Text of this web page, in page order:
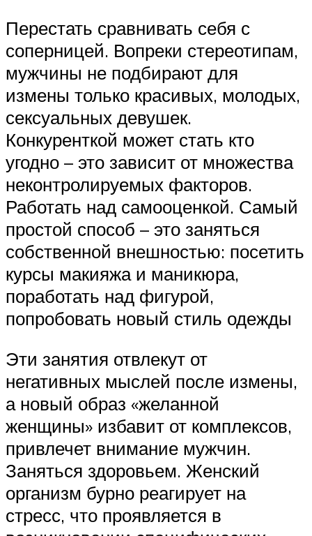
Перестать сравнивать себя с
соперницей. Вопреки стереотипам,
мужчины не подбирают для
измены только красивых, молодых,
сексуальных девушек.
Конкуренткой может стать кто
угодно – это зависит от множества
неконтролируемых факторов.
Работать над самооценкой. Самый
простой способ – это заняться
собственной внешностью: посетить
курсы макияжа и маникюра,
поработать над фигурой,
попробовать новый стиль одежды
Эти занятия отвлекут от
негативных мыслей после измены,
а новый образ «желанной
женщины» избавит от комплексов,
привлечет внимание мужчин.
Заняться здоровьем. Женский
организм бурно реагирует на
стресс, что проявляется в